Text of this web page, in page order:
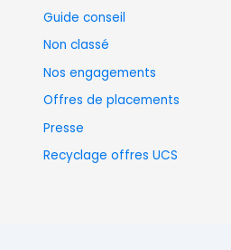
Guide conseil
Non classé
Nos engagements
Offres de placements
Presse
Recyclage offres UCS